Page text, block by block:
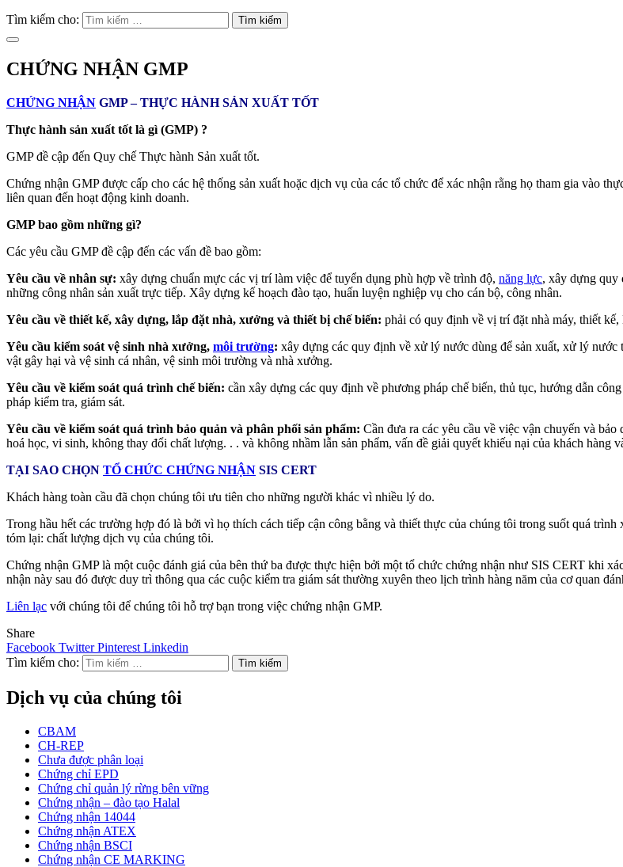
Tìm kiếm cho:
CHỨNG NHẬN GMP
CHỨNG NHẬN GMP – THỰC HÀNH SẢN XUẤT TỐT
Thực hành sản xuất tốt là gì (GMP) ?
GMP đề cập đến Quy chế Thực hành Sản xuất tốt.
Chứng nhận GMP được cấp cho các hệ thống sản xuất hoặc dịch vụ của các tổ chức để xác nhận rằng họ tham gia vào
liên quan đến hoạt động kinh doanh.
GMP bao gồm những gì?
Các yêu cầu GMP đề cập đến các vấn đề bao gồm:
Yêu cầu về nhân sự: xây dựng chuẩn mực các vị trí làm việc để tuyển dụng phù hợp về trình độ, năng lực, xây dựng quy
những công nhân sản xuất trực tiếp. Xây dựng kế hoạch đào tạo, huấn luyện nghiệp vụ cho cán bộ, công nhân.
Yêu cầu về thiết kế, xây dựng, lắp đặt nhà, xưởng và thiết bị chế biến: phải có quy định về vị trí đặt nhà máy, thiết
Yêu cầu kiểm soát vệ sinh nhà xưởng, môi trường: xây dựng các quy định về xử lý nước dùng để sản xuất, xử lý nước
vật gây hại và vệ sinh cá nhân, vệ sinh môi trường và nhà xưởng.
Yêu cầu về kiểm soát quá trình chế biến: cần xây dựng các quy định về phương pháp chế biến, thủ tục, hướng dẫn
pháp kiểm tra, giám sát.
Yêu cầu về kiểm soát quá trình bảo quản và phân phối sản phẩm: Cần đưa ra các yêu cầu về việc vận chuyến và
hoá học, vi sinh, không thay đổi chất lượng. . . và không nhầm lẫn sản phẩm, vấn đề giải quyết khiếu nại của khách hàng
TẠI SAO CHỌN TỔ CHỨC CHỨNG NHẬN SIS CERT
Khách hàng toàn cầu đã chọn chúng tôi ưu tiên cho những người khác vì nhiều lý do.
Trong hầu hết các trường hợp đó là bởi vì họ thích cách tiếp cận công bằng và thiết thực của chúng tôi trong suốt quá
tóm lại: chất lượng dịch vụ của chúng tôi.
Chứng nhận GMP là một cuộc đánh giá của bên thứ ba được thực hiện bởi một tổ chức chứng nhận như SIS CERT khi
nhận này sau đó được duy trì thông qua các cuộc kiểm tra giám sát thường xuyên theo lịch trình hàng năm của cơ quan
Liên lạc với chúng tôi để chúng tôi hỗ trợ bạn trong việc chứng nhận GMP.
Share
Facebook TwitterPinterest Linkedin
Tìm kiếm cho:
Dịch vụ của chúng tôi
CBAM
CH-REP
Chưa được phân loại
Chứng chỉ EPD
Chứng chỉ quản lý rừng bên vững
Chứng nhận – đào tạo Halal
Chứng nhận 14044
Chứng nhận ATEX
Chứng nhận BSCI
Chứng nhận CE MARKING